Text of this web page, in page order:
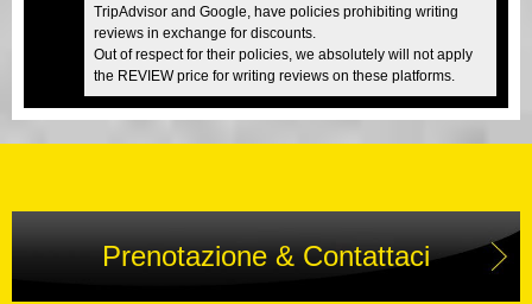
TripAdvisor and Google, have policies prohibiting writing
reviews in exchange for discounts.
Out of respect for their policies, we absolutely will not apply
the REVIEW price for writing reviews on these platforms.
Prenotazione & Contattaci